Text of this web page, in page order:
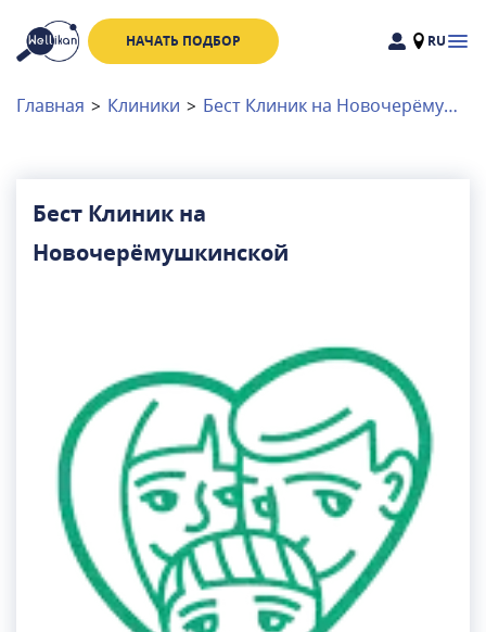
НАЧАТЬ ПОДБОР RU
Доктора
Клиники
Главная > Клиники > Бест Клиник на Новочерёмушкинской
Бест Клиник на
Новочерёмушкинской